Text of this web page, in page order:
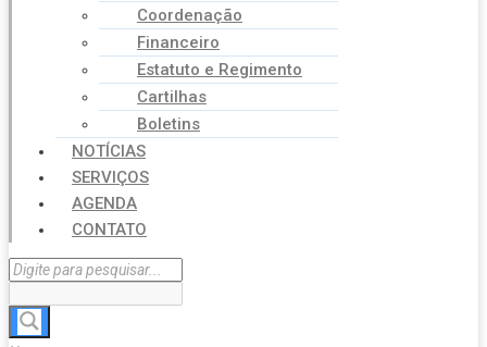
Coordenação
Financeiro
Estatuto e Regimento
Cartilhas
Boletins
NOTÍCIAS
SERVIÇOS
AGENDA
CONTATO